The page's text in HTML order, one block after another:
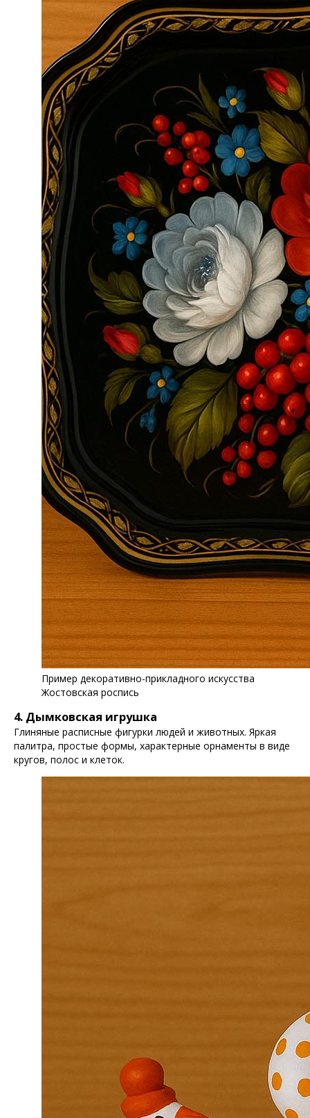
Пример декоративно-прикладного искусства
Жостовская роспись
4. Дымковская игрушка
Глиняные расписные фигурки людей и животных. Яркая
палитра, простые формы, характерные орнаменты в виде
кругов, полос и клеток.